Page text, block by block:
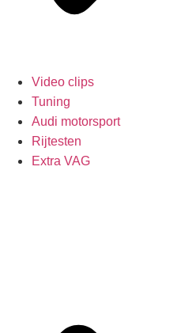
Video clips
Tuning
Audi motorsport
Rijtesten
Extra VAG